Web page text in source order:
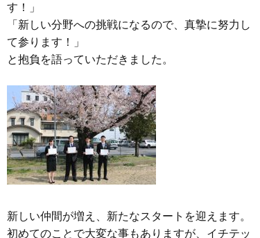
す！」
「新しい分野への挑戦になるので、真摯に努力し
て参ります！」
と抱負を語っていただきました。
新しい仲間が増え、新たなスタートを迎えます。
初めてのことで大変な事もありますが、イチテッ